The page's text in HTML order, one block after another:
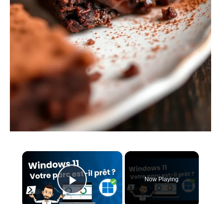
×
Play Video
Now Playing